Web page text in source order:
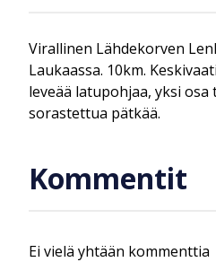
Virallinen Lähdekorven
Laukaassa. 10km.
leveää latupohjaa, yksi
sorastettua pätkää.
Kommentit
Ei vielä yhtään kommenttia